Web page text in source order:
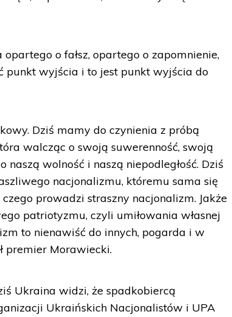
o fałsz, opartego o zapomnienie,
punkt wyjścia i to jest punkt wyjścia do
Dziś mamy do czynienia z próbą
walcząc o swoją suwerenność, swoją
wolność i naszą niepodległość. Dziś
nacjonalizmu, któremu sama się
prowadzi straszny nacjonalizm. Jakże
patriotyzmu, czyli umiłowania własnej
to nienawiść do innych, pogarda i w
premier Morawiecki.
Ukraina widzi, że spadkobiercą
Ukraińskich Nacjonalistów i UPA